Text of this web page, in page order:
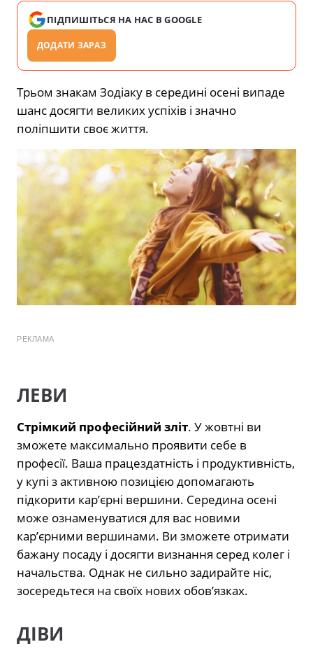
ПІДПИШІТЬСЯ НА НАС В GOOGLE
ДОДАТИ ЗАРАЗ
Трьом знакам Зодіаку в середині осені випаде
шанс досягти великих успіхів і значно
поліпшити своє життя.
РЕКЛАМА
ЛЕВИ
Стрімкий професійний зліт. У жовтні ви
зможете максимально проявити себе в
професії. Ваша працездатність і продуктивність,
у купі з активною позицією допомагають
підкорити кар’єрні вершини. Середина осені
може ознаменуватися для вас новими
кар’єрними вершинами. Ви зможете отримати
бажану посаду і досягти визнання серед колег і
начальства. Однак не сильно задирайте ніс,
зосередьтеся на своїх нових обов’язках.
ДІВИ